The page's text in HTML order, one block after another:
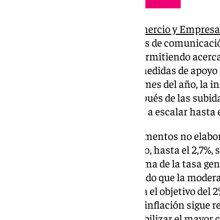
Ministerio de Economía, Comercio y Empresa
valoración remitida a los medios de
precio de los alimentos «está permitiendo
al índice general, gracias a las medidas de
del IPC interanual en el octavo mes del año, la
consecutivos de descensos después de las
abril y mayo, que llevaron al IPC a escalar hasta
La inflación subyacente (sin alimentos no
se moderó una décima en agosto, hasta el
2022 y cuatro décimas por encima de la tasa
dirige Carlos Cuerpo ha subrayado que la
permite seguir avanzando hacia el objetivo del
«La reducción continuada de la inflación sigue